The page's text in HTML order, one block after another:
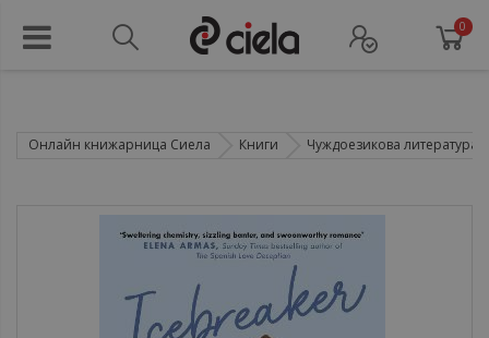
0
Онлайн книжарница Сиела Книги Чуждоезикова литература